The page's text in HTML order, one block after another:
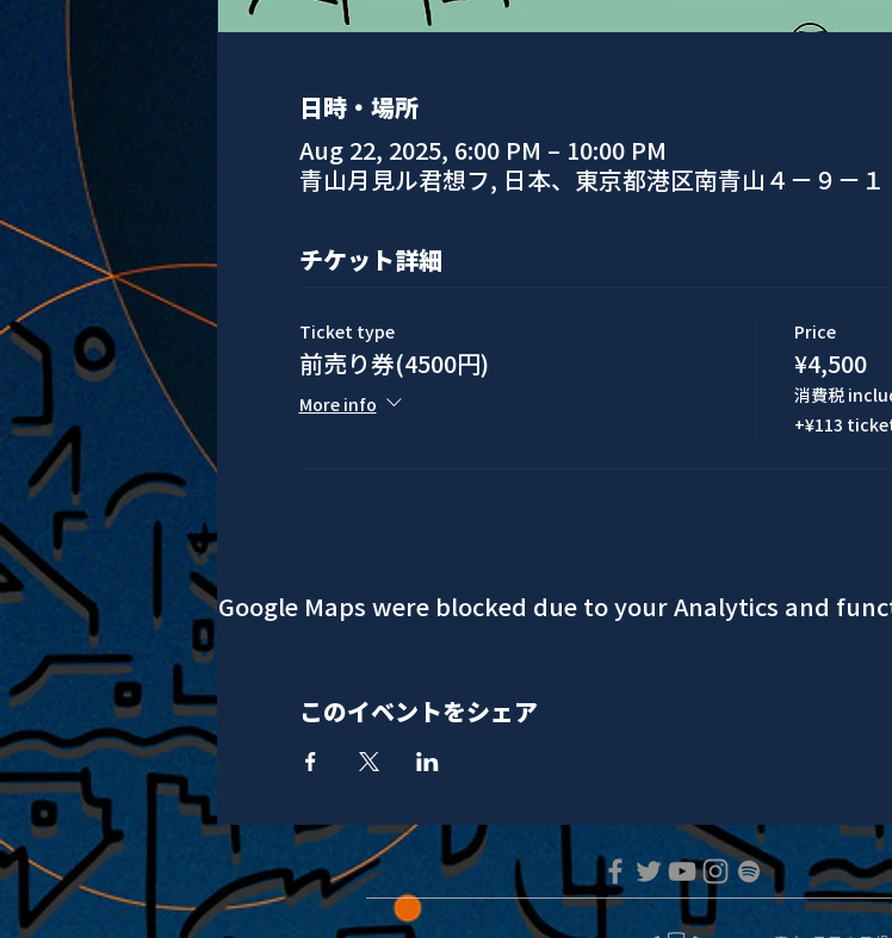
日時・場所
Aug 22, 2025, 6:00 PM – 10:00 PM
青山月見ル君想フ, 日本、東京都港区南青山４−９−１
チケット詳細
Ticket type
前売り券(4500円)
More info
Price
¥4,500
消費税
+¥113
Google Maps were blocked due to your Analytics and
このイベントをシェア